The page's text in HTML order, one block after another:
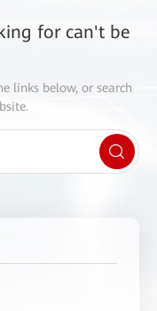
for can't be
links below, or search